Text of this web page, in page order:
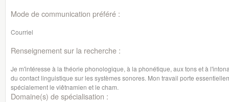
Mode de communication préféré :
Courriel
Renseignement sur la recherche :
Je m'intéresse à la théorie phonologique, à la phonétique, aux tons et à
du contact linguistique sur les systèmes sonores. Mon travail porte
spécialement le viêtnamien et le cham.
Domaine(s) de spécialisation :